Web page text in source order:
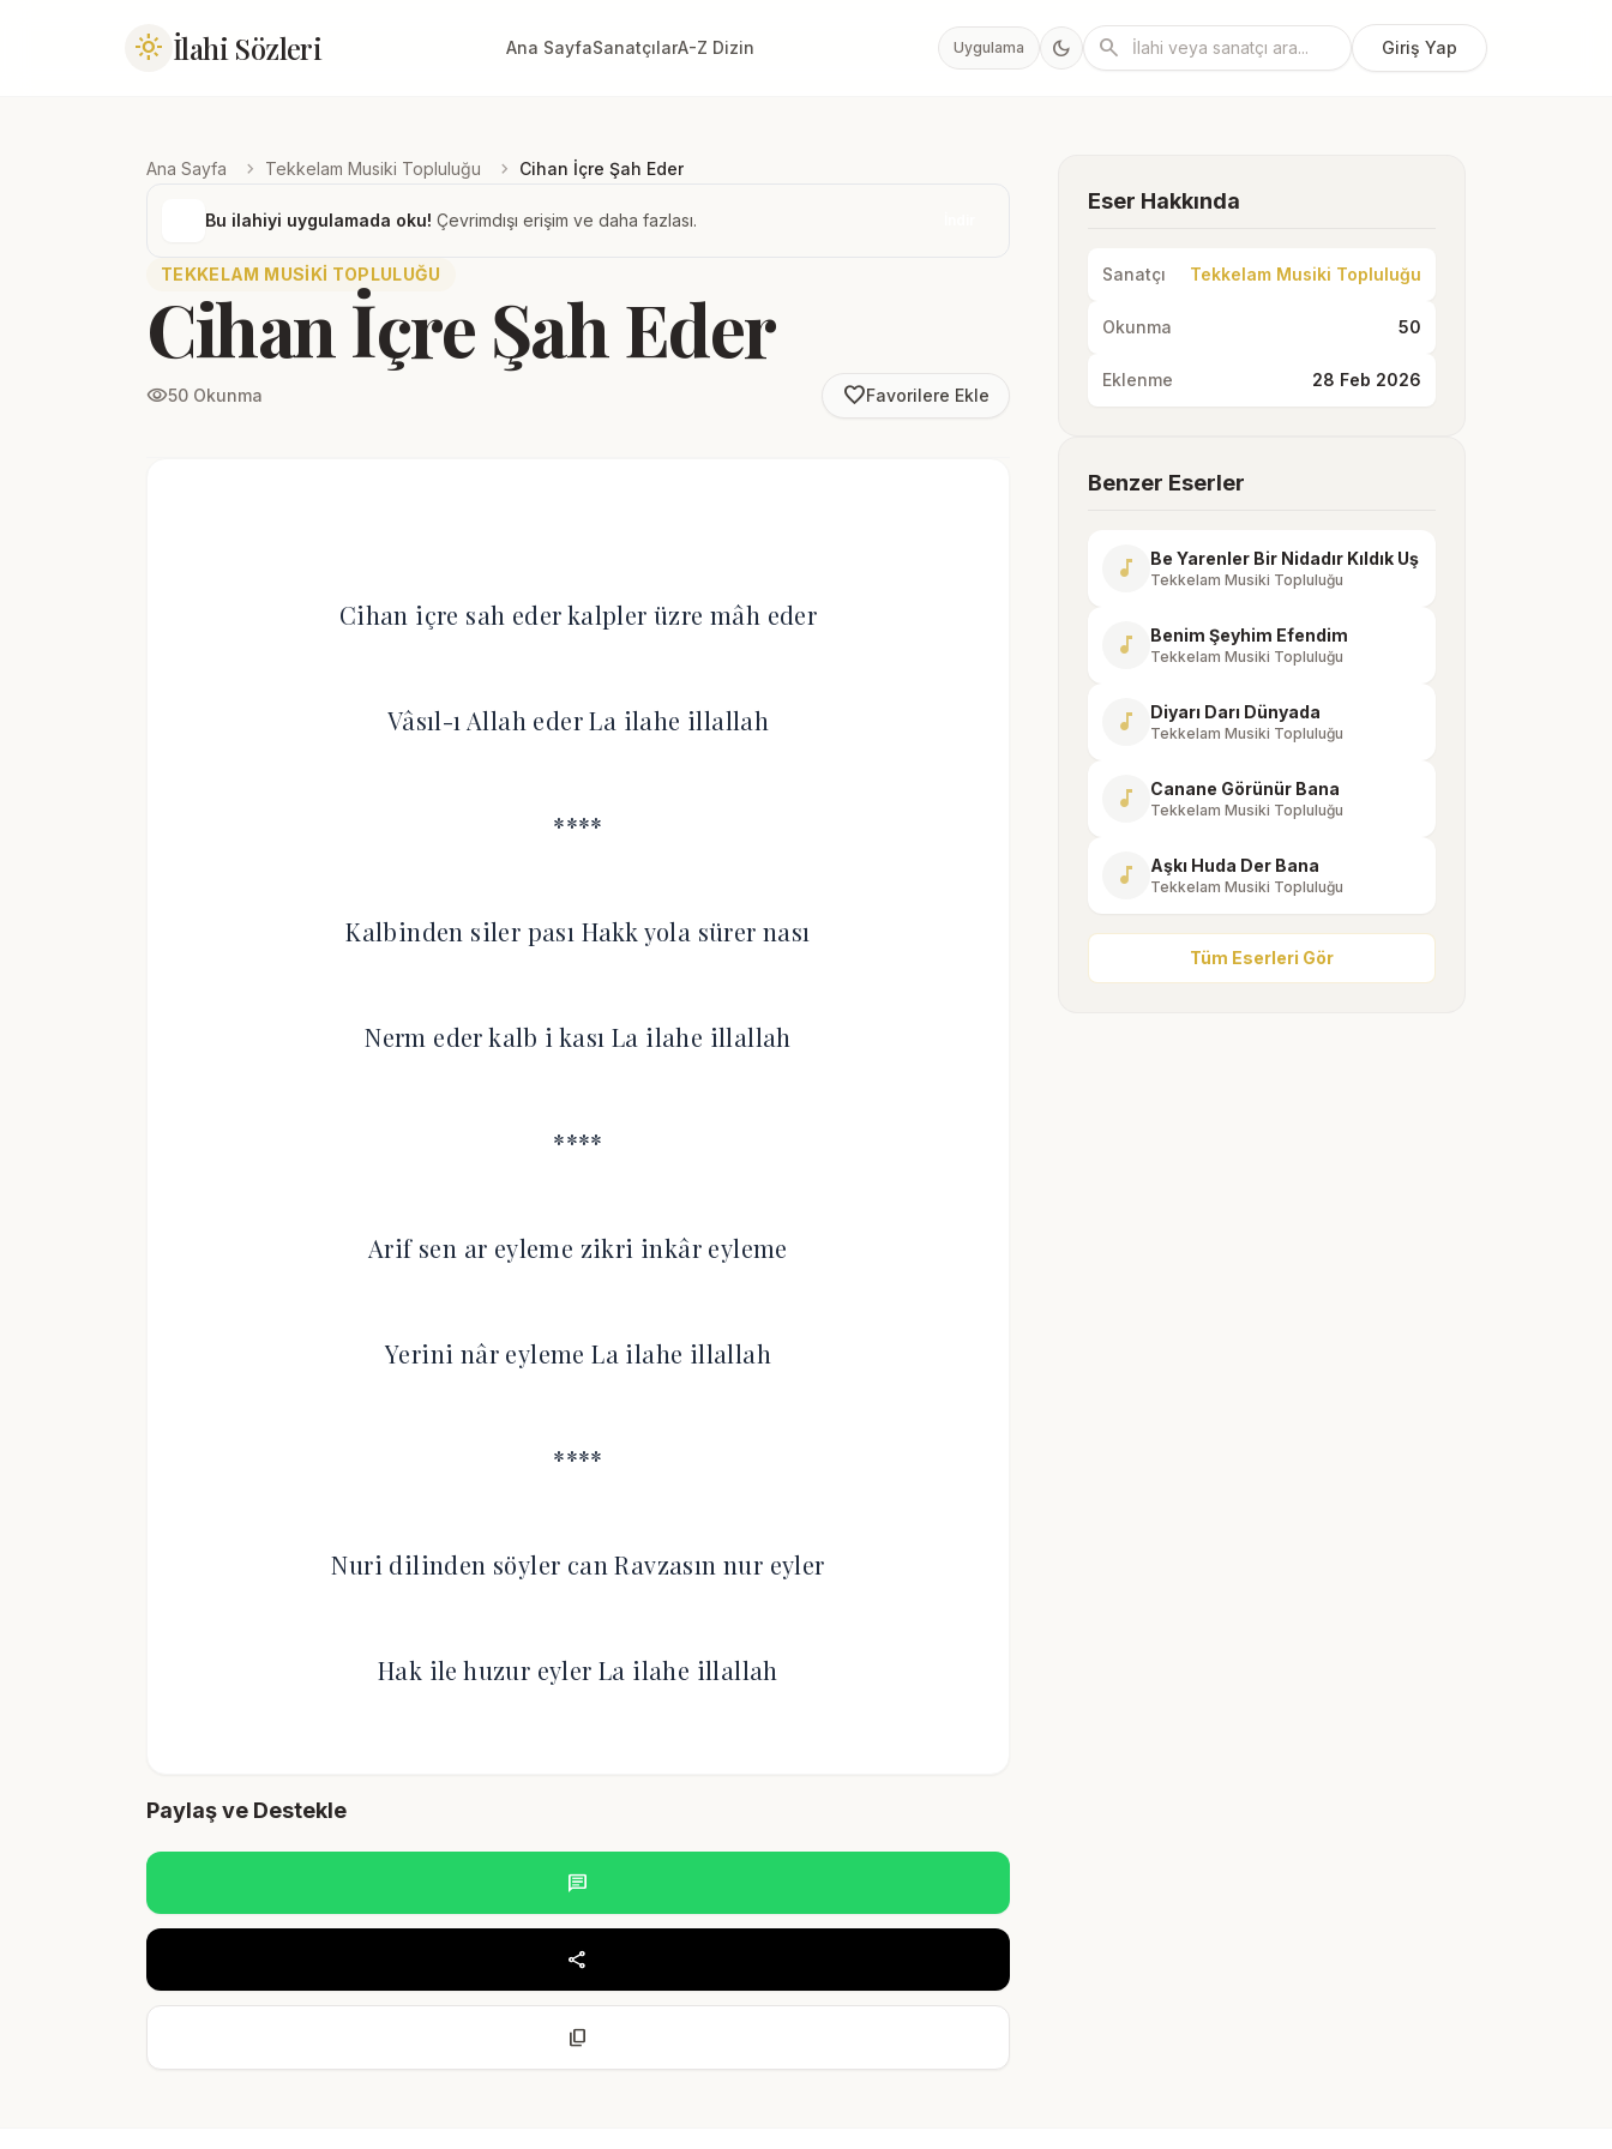
light_mode İlahi Sözleri Ana SayfaSanatçılarA-Z Dizin Uygulama dark_mode search Giriş Yap
Ana Sayfa chevron_right Tekkelam Musiki Topluluğu chevron_right Cihan İçre Şah Eder
Bu ilahiyi uygulamada oku! Çevrimdışı erişim ve daha fazlası.
TEKKELAM MUSIKI TOPLULUĞU
Cihan İçre Şah Eder
visibility50 Okunma favorite_borderFavorilere Ekle
Cihan içre sah eder kalpler üzre mâh eder
Vâsıl-ı Allah eder La ilahe illallah
****
Kalbinden siler pası Hakk yola sürer nası
Nerm eder kalb i kası La ilahe illallah
****
Arif sen ar eyleme zikri inkâr eyleme
Yerini nâr eyleme La ilahe illallah
****
Nuri dilinden söyler can Ravzasın nur eyler
Hak ile huzur eyler La ilahe illallah
Paylaş ve Destekle
chat
share
content_copy
Eser Hakkında
Sanatçı Tekkelam Musiki Topluluğu
Okunma 50
Eklenme 28 Feb 2026
Benzer Eserler
music_note Be Yarenler Bir Nidadır Kıldık Uş
Tekkelam Musiki Topluluğu
music_note Benim Şeyhim Efendim
Tekkelam Musiki Topluluğu
music_note Diyarı Darı Dünyada
Tekkelam Musiki Topluluğu
music_note Canane Görünür Bana
Tekkelam Musiki Topluluğu
music_note Aşkı Huda Der Bana
Tekkelam Musiki Topluluğu
Tüm Eserleri Gör